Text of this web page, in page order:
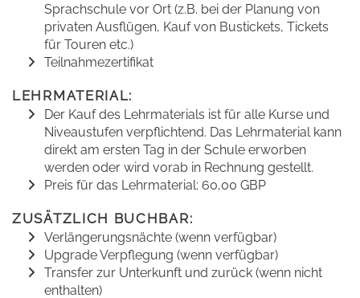
Sprachschule vor Ort (z.B. bei der Planung von
privaten Ausflügen, Kauf von Bustickets, Tickets
für Touren etc.)
Teilnahmezertifikat
LEHRMATERIAL:
Der Kauf des Lehrmaterials ist für alle Kurse und
Niveaustufen verpflichtend. Das Lehrmaterial kann
direkt am ersten Tag in der Schule erworben
werden oder wird vorab in Rechnung gestellt.
Preis für das Lehrmaterial: 60,00 GBP
ZUSÄTZLICH BUCHBAR:
Verlängerungsnächte (wenn verfügbar)
Upgrade Verpflegung (wenn verfügbar)
Transfer zur Unterkunft und zurück (wenn nicht
enthalten)